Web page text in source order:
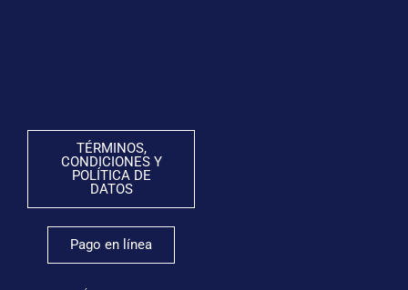
TÉRMINOS,
CONDICIONES Y
POLÍTICA DE
DATOS
Pago en línea